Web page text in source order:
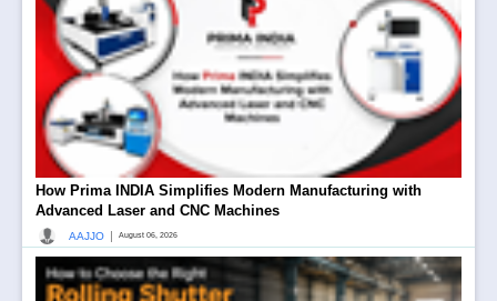
How Prima INDIA Simplifies Modern Manufacturing with
Advanced Laser and CNC Machines
AAJJO August 06, 2026